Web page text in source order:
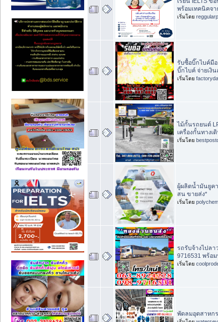
พร้อมเทคนิคจ
เริ่มโดย
รับซื้อบิ๊กไบค์มื
บิ๊กไบค์ จ่ายเงิ
เริ่มโดย
ไม้กั้นรถยนต์
เครื่องกั้นทางเ
เริ่มโดย
ผู้ผลิตน้ำมันยูค
สน ขายส่ง*
เริ่มโดย
รถรับจ้างไปลา
9716531 พร้อ
เริ่มโดย
พัดลมอุตสาหก